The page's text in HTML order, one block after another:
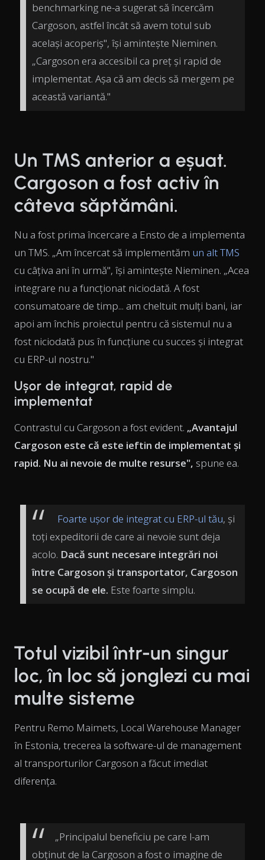
benchmarking ne-a sugerat să încercăm
Cargoson, astfel încât să avem totul sub
același acoperiș", își amintește Nieminen.
„Cargoson era accesibil ca preț și rapid de
implementat. Așa că am decis să mergem pe
această variantă."
Un TMS anterior a eșuat.
Cargoson a fost activ în
câteva săptămâni.
Nu a fost prima încercare a Ensto de a implementa
un TMS. „Am încercat să implementăm un alt TMS
cu câțiva ani în urmă", își amintește Nieminen. „Acea
integrare nu a funcționat niciodată. A fost
consumatoare de timp... am cheltuit mulți bani, iar
apoi am închis proiectul pentru că sistemul nu a
fost niciodată pus în funcțiune cu succes și integrat
cu ERP-ul nostru."
Ușor de integrat, rapid de
implementat
Contrastul cu Cargoson a fost evident. „Avantajul
Cargoson este că este ieftin de implementat și
rapid. Nu ai nevoie de multe resurse", spune ea.
Foarte ușor de integrat cu ERP-ul tău, și
toți expeditorii de care ai nevoie sunt deja
acolo. Dacă sunt necesare integrări noi
între Cargoson și transportator, Cargoson
se ocupă de ele. Este foarte simplu.
Totul vizibil într-un singur
loc, în loc să jonglezi cu mai
multe sisteme
Pentru Remo Maimets, Local Warehouse Manager
în Estonia, trecerea la software-ul de management
al transporturilor Cargoson a făcut imediat
diferența.
„Principalul beneficiu pe care l-am
obținut de la Cargoson a fost o imagine de